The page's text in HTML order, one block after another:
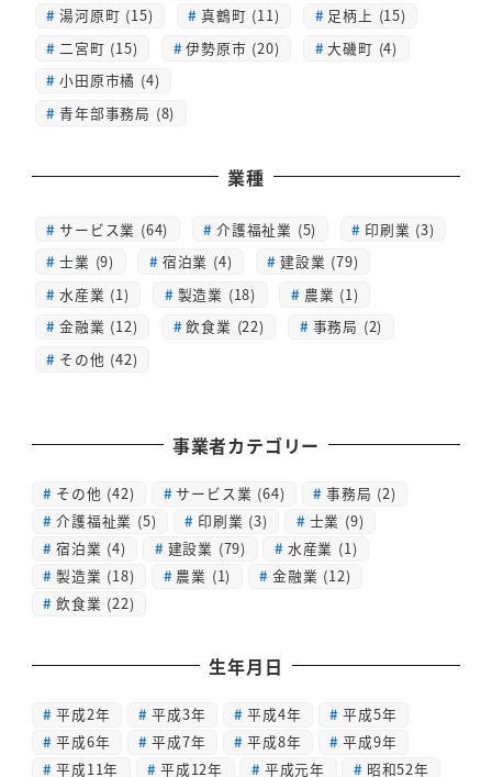
湯河原町 (15)
真鶴町 (11)
足柄上 (15)
二宮町 (15)
伊勢原市 (20)
大磯町 (4)
小田原市橘 (4)
青年部事務局 (8)
業種
サービス業 (64) 介護福祉業 (5)
印刷業 (3)
士業 (9)
宿泊業 (4)
建設業 (79)
水産業 (1)
製造業 (18)
農業 (1)
金融業 (12)
飲食業 (22)
事務局 (2)
その他 (42)
事業者カテゴリー
その他 (42) サービス業 (64) 事務局 (2)
介護福祉業 (5) 印刷業 (3) 士業 (9)
宿泊業 (4) 建設業 (79) 水産業 (1)
製造業 (18) 農業 (1) 金融業 (12)
飲食業 (22)
生年月日
平成2年 平成3年 平成4年
平成5年
平成6年
平成7年 平成8年
平成9年
平成11年
平成12年 平成元年
昭和52年